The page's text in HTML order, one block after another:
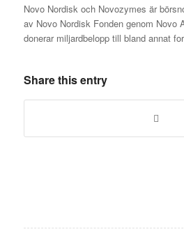
Novo Nordisk och Novozymes är
av Novo Nordisk Fonden genom Novo
donerar miljardbelopp till bland annat
Share this entry